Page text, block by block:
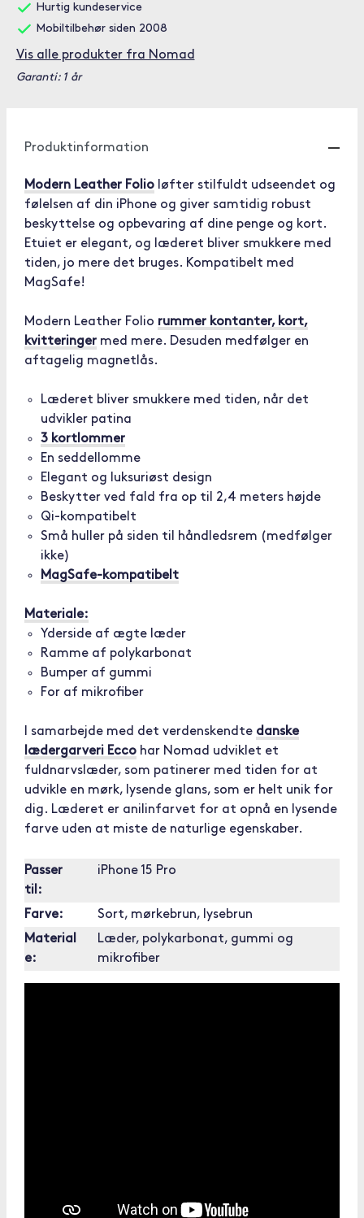
Hurtig kundeservice
Mobiltilbehør siden 2008
Vis alle produkter fra Nomad
Garanti: 1 år
Produktinformation
Modern Leather Folio løfter stilfuldt udseendet og
følelsen af din iPhone og giver samtidig robust
beskyttelse og opbevaring af dine penge og kort.
Etuiet er elegant, og læderet bliver smukkere med
tiden, jo mere det bruges. Kompatibelt med
MagSafe!
Modern Leather Folio rummer kontanter, kort,
kvitteringer med mere. Desuden medfølger en
aftagelig magnetlås.
Læderet bliver smukkere med tiden, når det
udvikler patina
3 kortlommer
En seddellomme
Elegant og luksuriøst design
Beskytter ved fald fra op til 2,4 meters højde
Qi-kompatibelt
Små huller på siden til håndledsrem (medfølger
ikke)
MagSafe-kompatibelt
Materiale:
Yderside af ægte læder
Ramme af polykarbonat
Bumper af gummi
For af mikrofiber
I samarbejde med det verdenskendte danske
lædergarveri Ecco har Nomad udviklet et
fuldnarvslæder, som patinerer med tiden for at
udvikle en mørk, lysende glans, som er helt unik for
dig. Læderet er anilinfarvet for at opnå en lysende
farve uden at miste de naturlige egenskaber.
Passer
til:
iPhone 15 Pro
Farve:
Sort, mørkebrun, lysebrun
Material
e:
Læder, polykarbonat, gummi og
mikrofiber